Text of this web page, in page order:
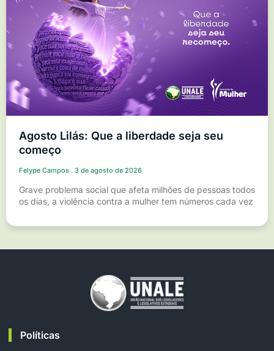
Agosto Lilás: Que a liberdade seja seu
começo
Felype Campos 3 de agosto de 2026
Grave problema social que afeta milhões de pessoas todos
os dias, a violência contra a mulher tem números cada vez
Políticas